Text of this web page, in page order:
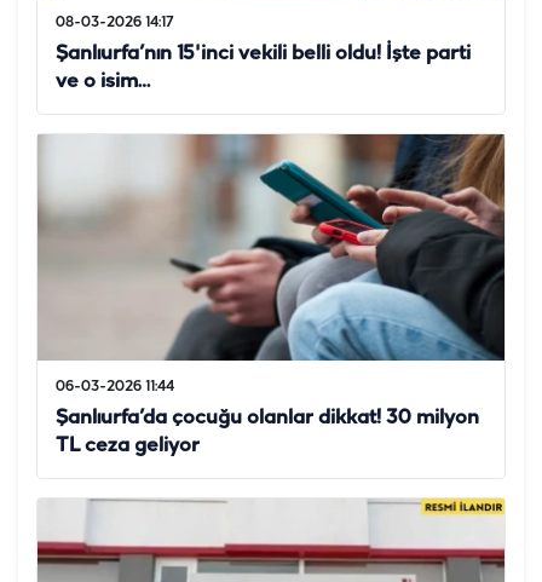
08-03-2026 14:17
Şanlıurfa’nın 15'inci vekili belli oldu! İşte parti
ve o isim…
06-03-2026 11:44
Şanlıurfa’da çocuğu olanlar dikkat! 30 milyon
TL ceza geliyor